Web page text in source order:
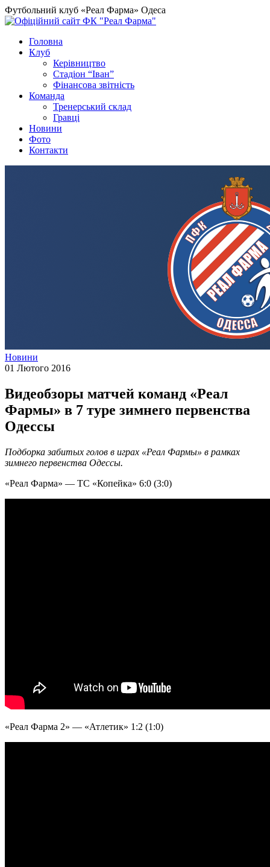
Футбольний клуб «Реал Фарма» Одеса
Головна
Клуб
Керівництво
Стадіон “Іван”
Фінансова звітність
Команда
Тренерський склад
Гравці
Новини
Фото
Контакти
Новини
01 Лютого 2016
Видеобзоры матчей команд «Реал
Фармы» в 7 туре зимнего первенства
Одессы
Подборка забитых голов в играх «Реал Фармы» в рамках
зимнего первенства Одессы.
«Реал Фарма» — ТС «Копейка» 6:0 (3:0)
«Реал Фарма 2» — «Атлетик» 1:2 (1:0)